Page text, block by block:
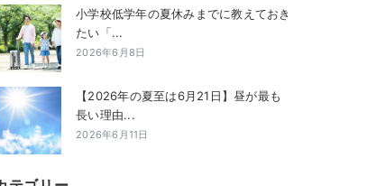
小学校低学年の夏休みまでに教えておき
たい「...
2026年6月8日
【2026年の夏至は6月21日】昼が最も
長い理由...
2026年6月11日